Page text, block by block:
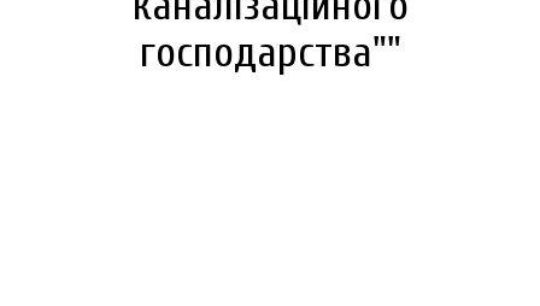
господарства""